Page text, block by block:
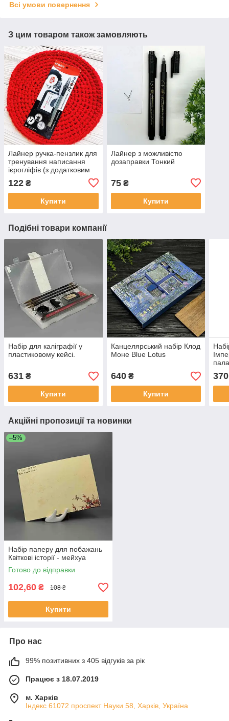
Всі умови повернення
З цим товаром також замовляють
Лайнер ручка-пензлик для
тренування написання
ієрогліфів (з додатковим
122 ₴
Купити
Лайнер з можливістю
дозаправки Тонкий
75₴
Купити
Подібні товари компанії
Набір для каліграфії у
пластиковому кейсі.
631 ₴
Купити
Канцелярський набір Клод
Моне Blue Lotus
640₴
Купити
370
Акційні пропозиції та новинки
–5%
Набір паперу для побажань
Квіткові історії - мейхуа
Готово до відправки
102,60 ₴ 108 ₴
Купити
Про нас
99% позитивних з 405 відгуків за рік
Працює з 18.07.2019
м. Харків
Індекс 61072 проспект Науки 58, Харків, Україна